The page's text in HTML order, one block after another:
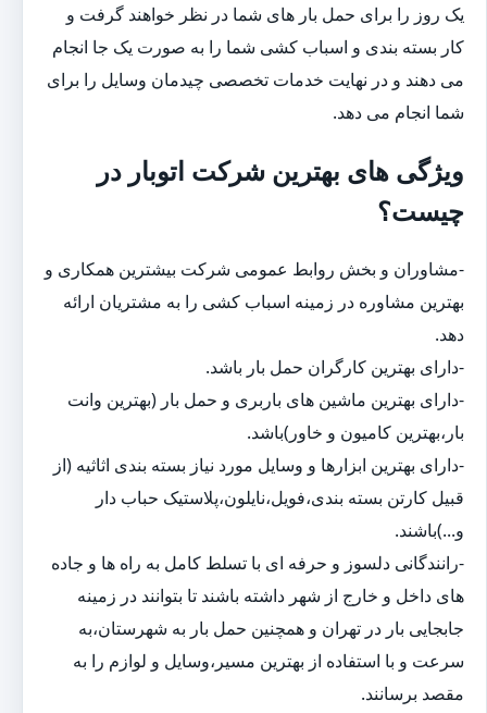
یک روز را برای حمل بار های شما در نظر خواهند گرفت و
کار بسته بندی و اسباب کشی شما را به صورت یک جا انجام
می دهند و در نهایت خدمات تخصصی چیدمان وسایل را برای
شما انجام می دهد.
ویژگی های بهترین شرکت اتوبار در
چیست؟
-مشاوران و بخش روابط عمومی شرکت بیشترین همکاری و
بهترین مشاوره در زمینه اسباب کشی را به مشتریان ارائه
دهد.
-دارای بهترین کارگران حمل بار باشد.
-دارای بهترین ماشین های باربری و حمل بار (بهترین وانت
بار،بهترین کامیون و خاور)باشد.
-دارای بهترین ابزارها و وسایل مورد نیاز بسته بندی اثاثیه (از
قبیل کارتن بسته بندی،فویل،نایلون،پلاستیک حباب دار
و...)باشند.
-رانندگانی دلسوز و حرفه ای با تسلط کامل به راه ها و جاده
های داخل و خارج از شهر داشته باشند تا بتوانند در زمینه
جابجایی بار در تهران و همچنین حمل بار به شهرستان،به
سرعت و با استفاده از بهترین مسیر،وسایل و لوازم را به
مقصد برسانند.